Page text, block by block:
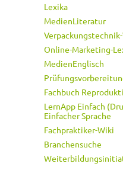
Lexika
MedienLiteratur
Online-Marketing-
MedienEnglisch
Fachbuch
LernApp Einfach
Einfacher Sprache
Fachpraktiker-Wiki
Branchensuche